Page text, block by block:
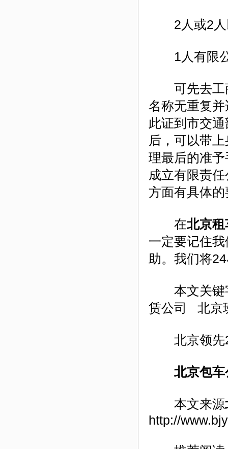
2人或2人
1人有限公
可先去工商
名称无重复
此证到市交
后，可以带
理最后的准
成立有限责
方面有具体
在北京
一定要记住
助。我们将
本文关键
赁公司 北京
北京领先
北京包车
本文来源
http://